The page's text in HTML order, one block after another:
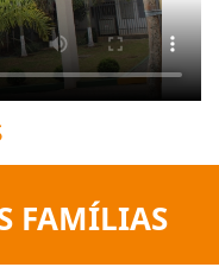
FAMÍLIAS